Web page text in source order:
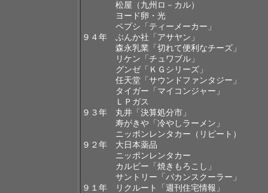
松屋（九州ロ－カル）
ヨード卵・光
ペプシ「ティーメーカー」
９４年 ぶんか社「アサヤン」
森永乳業「切れて便利なチーズ」
リケン「チュワブル」
グンゼ「ＫＧシリーズ」
任天堂「サウンドファンタジー」
タイガー「マイコンジャー」
ＬＰガス
９３年 丸井「決算処分市」
寿がきや「冷やしラーメン」
ニッポンレンタカー（リピート）
９２年 大日本薬品
ニッポンレンタカー
カルビー「焼きもろこし」
サントリー「バカンスクーラー」
９１年 リクルート「週刊住宅情報」